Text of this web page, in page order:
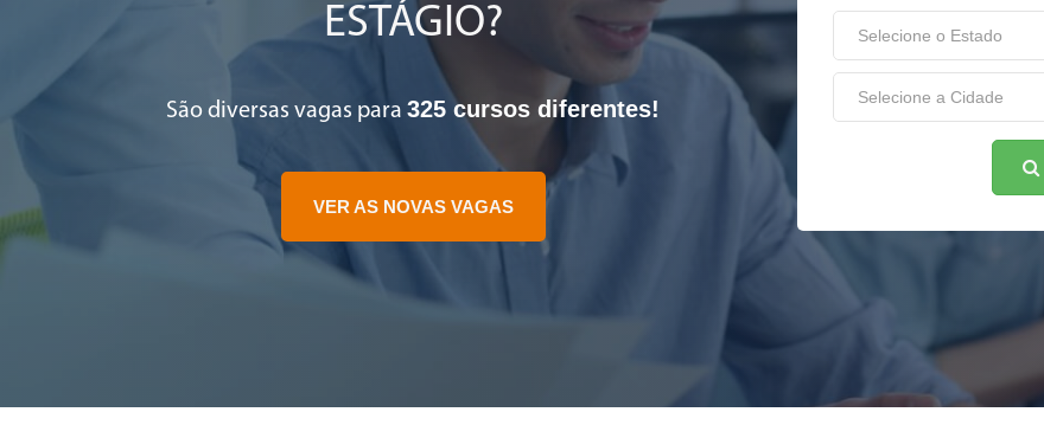
ESTÁGIO?
São diversas vagas para325 cursos diferentes!
VER AS NOVAS VAGAS